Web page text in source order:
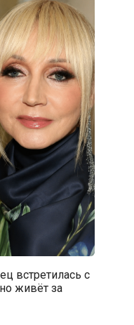
встретилась с
живёт за